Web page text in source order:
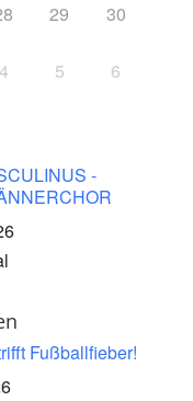
29 30
4 5 6
-
Fußballfieber!